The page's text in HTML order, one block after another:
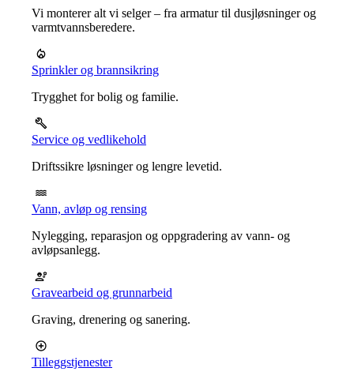
Vi monterer alt vi selger – fra armatur til dusjløsninger og
varmtvannsberedere.
Sprinkler og brannsikring
Trygghet for bolig og familie.
Service og vedlikehold
Driftssikre løsninger og lengre levetid.
Vann, avløp og rensing
Nylegging, reparasjon og oppgradering av vann- og
avløpsanlegg.
Gravearbeid og grunnarbeid
Graving, drenering og sanering.
Tilleggstjenester